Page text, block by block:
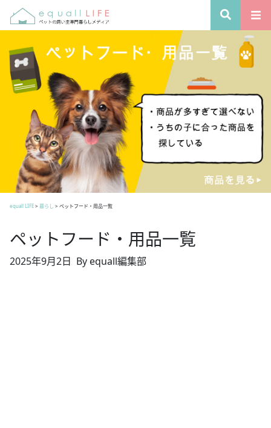
equall LIFE> 暮らし > ペットフード・用品一覧
ペットフード・用品一覧
2025年9月2日 By equall編集部